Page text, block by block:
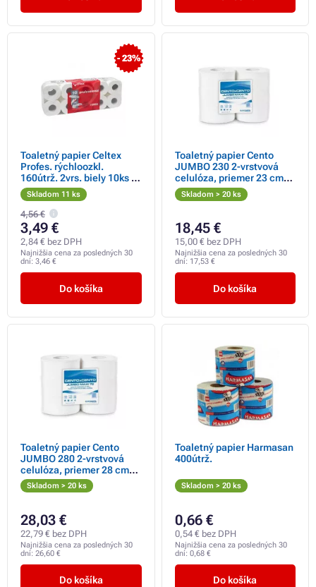
- 23%
Toaletný papier Celtex
Profes. rýchloozkl.
160útrž. 2vrs. biely 10ks /
predaj iba po balení
Skladom 11 ks
4,56 €
3,49 €
2,84 € bez DPH
Najnižšia cena za posledných 30
dní: 3,46 €
Do košíka
Toaletný papier Cento
JUMBO 230 2-vrstvová
celulóza, priemer 23 cm
návin 190 m
Skladom > 20 ks
18,45 €
15,00 € bez DPH
Najnižšia cena za posledných 30
dní: 17,53 €
Do košíka
Toaletný papier Cento
JUMBO 280 2-vrstvová
celulóza, priemer 28 cm
návin 260 m
Skladom > 20 ks
28,03 €
22,79 € bez DPH
Najnižšia cena za posledných 30
dní: 26,60 €
Do košíka
Toaletný papier Harmasan
400útrž.
Skladom > 20 ks
0,66 €
0,54 € bez DPH
Najnižšia cena za posledných 30
dní: 0,68 €
Do košíka